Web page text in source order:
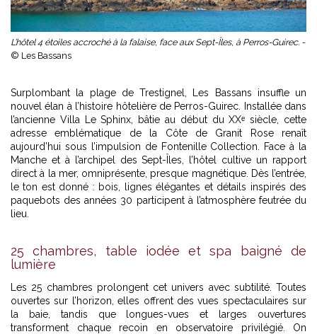
L’hôtel 4 étoiles accroché à la falaise, face aux Sept-Îles, à Perros-Guirec. -
© Les Bassans
Surplombant la plage de Trestignel, Les Bassans insuffle un
nouvel élan à l’histoire hôtelière de Perros-Guirec. Installée dans
l’ancienne Villa Le Sphinx, bâtie au début du XXᵉ siècle, cette
adresse emblématique de la Côte de Granit Rose renaît
aujourd’hui sous l’impulsion de Fontenille Collection. Face à la
Manche et à l’archipel des Sept-Îles, l’hôtel cultive un rapport
direct à la mer, omniprésente, presque magnétique. Dès l’entrée,
le ton est donné : bois, lignes élégantes et détails inspirés des
paquebots des années 30 participent à l’atmosphère feutrée du
lieu.
25 chambres, table iodée et spa baigné de
lumière
Les 25 chambres prolongent cet univers avec subtilité. Toutes
ouvertes sur l’horizon, elles offrent des vues spectaculaires sur
la baie, tandis que longues-vues et larges ouvertures
transforment chaque recoin en observatoire privilégié. On